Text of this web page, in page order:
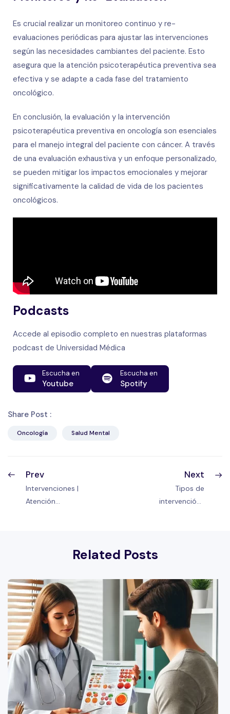
Es crucial realizar un monitoreo continuo y re-
evaluaciones periódicas para ajustar las intervenciones
según las necesidades cambiantes del paciente. Esto
asegura que la atención psicoterapéutica preventiva sea
efectiva y se adapte a cada fase del tratamiento
oncológico.
En conclusión, la evaluación y la intervención
psicoterapéutica preventiva en oncología son esenciales
para el manejo integral del paciente con cáncer. A través
de una evaluación exhaustiva y un enfoque personalizado,
se pueden mitigar los impactos emocionales y mejorar
significativamente la calidad de vida de los pacientes
oncológicos.
Podcasts
Accede al episodio completo en nuestras plataformas
podcast de Universidad Médica
Escucha en
Youtube
Escucha en
Spotify
Share Post :
Oncología Salud Mental
Prev
Intervenciones |
Atención
Next
Tipos de
intervención |
Related Posts